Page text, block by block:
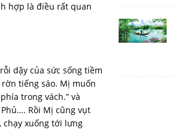
hợp là điều rất quan
dậy của sức sống tiềm
tiếng sáo. Mị muốn
trong vách.” và
Rồi Mị cũng vụt
chạy xuống tới lưng